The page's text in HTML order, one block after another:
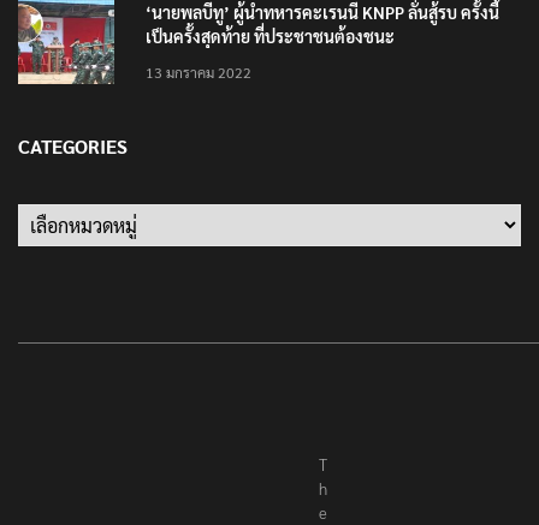
‘นายพลบีทู’ ผู้นำทหารคะเรนนี KNPP ลั่นสู้รบ ครั้งนี้
เป็นครั้งสุดท้าย ที่ประชาชนต้องชนะ
13 มกราคม 2022
CATEGORIES
Categories
T
h
e